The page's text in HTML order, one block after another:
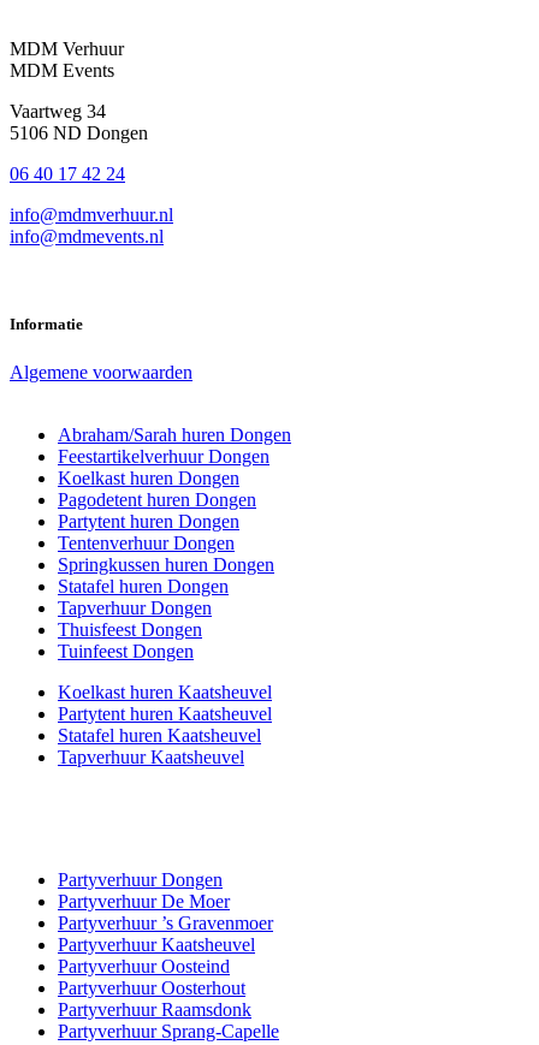
MDM Verhuur
MDM Events
Vaartweg 34
5106 ND Dongen
06 40 17 42 24
info@mdmverhuur.nl
info@mdmevents.nl
Informatie
Algemene voorwaarden
Abraham/Sarah huren Dongen
Feestartikelverhuur Dongen
Koelkast huren Dongen
Pagodetent huren Dongen
Partytent huren Dongen
Tentenverhuur Dongen
Springkussen huren Dongen
Statafel huren Dongen
Tapverhuur Dongen
Thuisfeest Dongen
Tuinfeest Dongen
Koelkast huren Kaatsheuvel
Partytent huren Kaatsheuvel
Statafel huren Kaatsheuvel
Tapverhuur Kaatsheuvel
Partyverhuur Dongen
Partyverhuur De Moer
Partyverhuur ’s Gravenmoer
Partyverhuur Kaatsheuvel
Partyverhuur Oosteind
Partyverhuur Oosterhout
Partyverhuur Raamsdonk
Partyverhuur Sprang-Capelle